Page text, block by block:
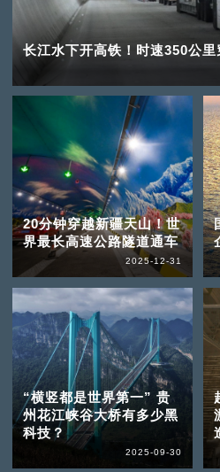
长江水下开高铁！时速350公
20分钟穿越新疆天山！世
界最长高速公路隧道通车
2025-12-31
“横竖都是世界第一” 贵
州花江峡谷大桥有多少黑
科技？
2025-09-30